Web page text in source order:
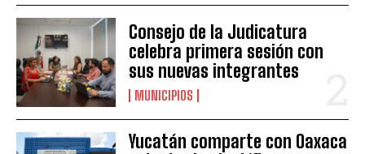
Consejo de la Judicatura
celebra primera sesión con
sus nuevas integrantes
MUNICIPIOS
Yucatán comparte con Oaxaca